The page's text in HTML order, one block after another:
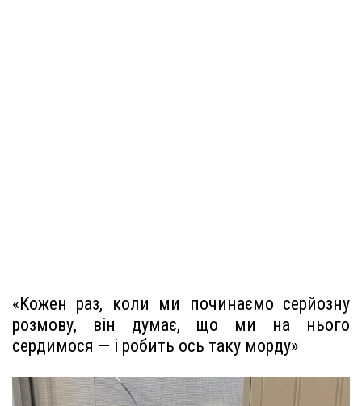
«Кожен раз, коли ми починаємо серйозну
розмову, він думає, що ми на нього
сердимося — і робить ось таку морду»